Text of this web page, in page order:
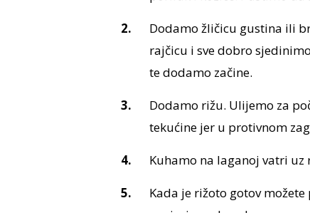
Dodamo žličicu gustina ili
rajčicu i sve dobro
te dodamo začine.
Dodamo rižu. Ulijemo za
tekućine jer u protivnom
Kuhamo na laganoj vatri uz
Kada je rižoto gotov